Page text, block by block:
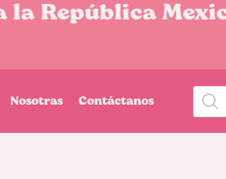
República
Nosotras Contáctanos